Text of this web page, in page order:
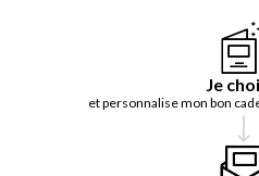
Je
et personnalise mon bon